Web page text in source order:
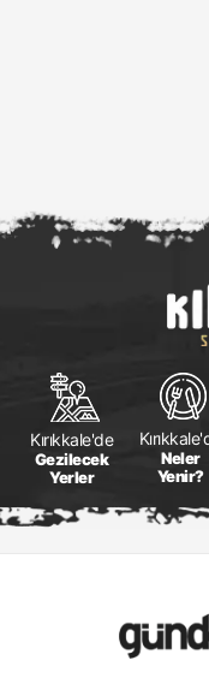
Kırıkkale'de
Gezilecek
Yerler
Neler
Yenir?